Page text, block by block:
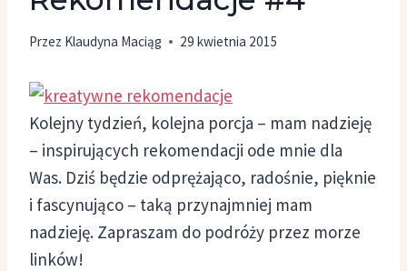
Przez Klaudyna Maciąg 29 kwietnia 2015
Kolejny tydzień, kolejna porcja – mam nadzieję
– inspirujących rekomendacji ode mnie dla
Was. Dziś będzie odprężająco, radośnie, pięknie
i fascynująco – taką przynajmniej mam
nadzieję. Zapraszam do podróży przez morze
linków!